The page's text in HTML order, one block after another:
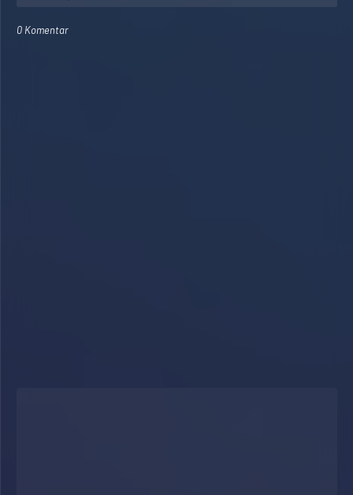
0 Komentar